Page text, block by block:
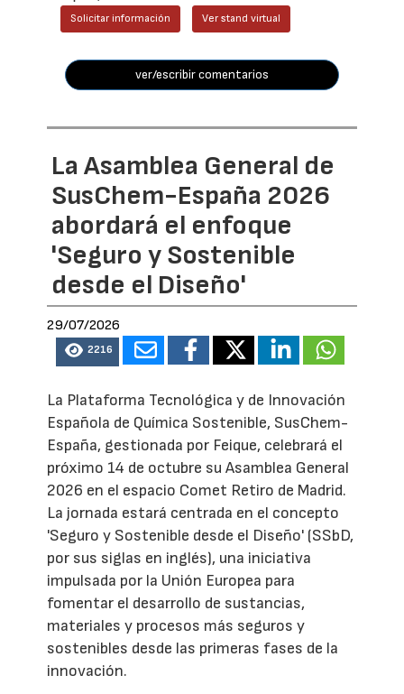
Solicitar información Ver stand virtual
ver/escribir comentarios
La Asamblea General de
SusChem-España 2026
abordará el enfoque
'Seguro y Sostenible
desde el Diseño'
29/07/2026
2216
La Plataforma Tecnológica y de Innovación
Española de Química Sostenible, SusChem-
España, gestionada por Feique, celebrará el
próximo 14 de octubre su Asamblea General
2026 en el espacio Comet Retiro de Madrid.
La jornada estará centrada en el concepto
'Seguro y Sostenible desde el Diseño' (SSbD,
por sus siglas en inglés), una iniciativa
impulsada por la Unión Europea para
fomentar el desarrollo de sustancias,
materiales y procesos más seguros y
sostenibles desde las primeras fases de la
innovación.